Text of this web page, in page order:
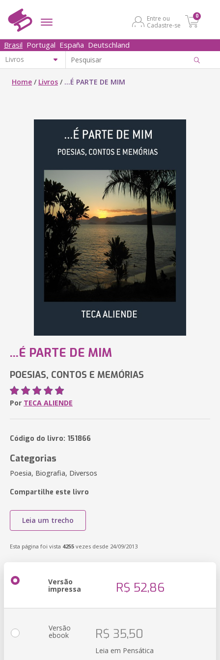
Entre ou
Cadastre-se
0
Brasil Portugal España Deutschland
Home / Livros / ...É PARTE DE MIM
...É PARTE DE MIM
POESIAS, CONTOS E MEMÓRIAS
Por TECA ALIENDE
Código do livro: 151866
Categorias
Poesia, Biografia, Diversos
Compartilhe este livro
Leia um trecho
Esta página foi vista 4255 vezes desde 24/09/2013
Versão
impressa R$ 52,86
Versão
ebook R$ 35,50
Leia em Pensática